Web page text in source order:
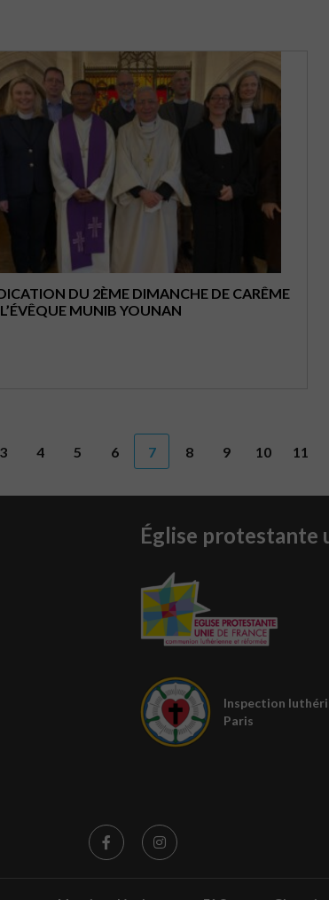
DU 2ÈME DIMANCHE DE CARÊME
MUNIB YOUNAN
3 4 5 6 7 8 9 10 11
Église protestante
Inspection
Paris